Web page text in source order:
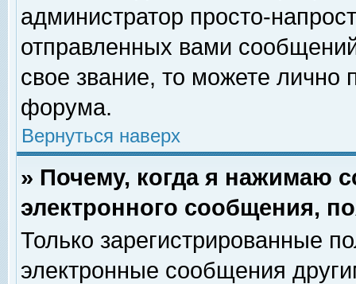
администратор просто-
отправленных вами
свое звание, то можете лично
форума.
Вернуться наверх
» Почему, когда я нажимаю
электронного сообщения,
Только зарегистрированные
электронные сообщения